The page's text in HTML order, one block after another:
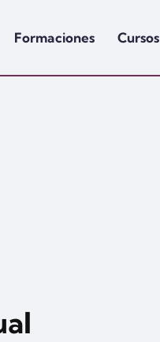
Formaciones Cursos